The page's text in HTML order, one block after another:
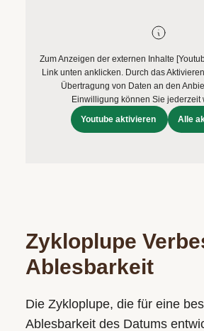
Zum Anzeigen der externen Inhalte
Link unten anklicken. Durch das
Übertragung von Daten an den
Einwilligung können Sie jederzeit
Youtube aktivieren
Alle
Zykloplupe
Ablesbarkeit
Die Zykloplupe, die für eine
Ablesbarkeit des Datums